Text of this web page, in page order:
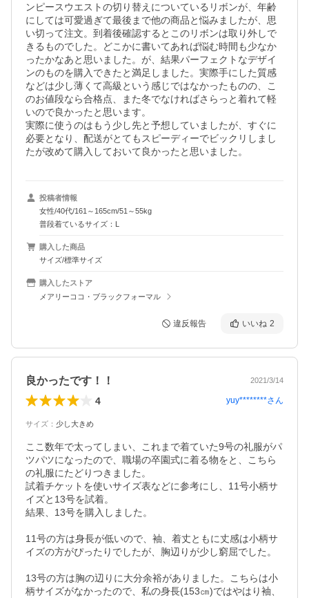
ンピースウエストの切り替えについているリボンが、年齢
にしては可愛過ぎて最後まで他の商品と悩みましたが、思
い切って注文。到着後確認するとこのリボンは取り外しで
きるものでした。どこかに書いてあれば悩む時間も少なか
ったかなあと思いました。が、結果パーフェクトなデザイ
ンのものを購入できたと満足しました。実際手にした質感
などは少し薄くて高級という感じではなかったものの、こ
のお値段なら合格点、また冬でなければさらっと着れて軽
いので良かったと思います。
実際に使うのはもう少し先と予想していましたが、すぐに
必要となり、配送がとてもスピーディーでビックリしまし
たが改めて購入しておいて良かったと思いました。
投稿者情報
女性/40代/161～165cm/51～55kg
普段着ているサイズ：L
購入した商品
サイズ/標準サイズ
購入したストア
メアリーココ・ブラックフォーマル
違反報告 いいね 2
良かったです！！ 2021/3/14
4 yuy********さん
サイズ ： 少し大きめ
ここ数年で太ってしまい、これまで着ていた9号の礼服がパ
ツパツになったので、職場の卒園式に着る物をと、こちら
の礼服にたどりつきました。
試着チケットを使いサイズ表などに参考にし、11号小柄サ
イズと13号を試着。
結果、13号を購入しました。
11号の方は身長が低いので、袖、着丈ともに丈感は小柄サ
イズの方がぴったりでしたが、胸辺りが少し窮屈でした。
13号の方は胸の辺りに大分余裕がありました。こちらは小
柄サイズがなかったので、私の身長(153㎝)ではやはり袖、